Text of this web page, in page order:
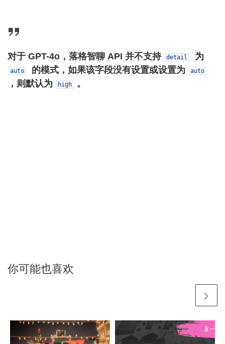
对于 GPT-4o，落格智聊 API 并不支持 detail 为
auto 的模式，如果该字段没有设置或设置为 auto
，则默认为 high 。
你可能也喜欢